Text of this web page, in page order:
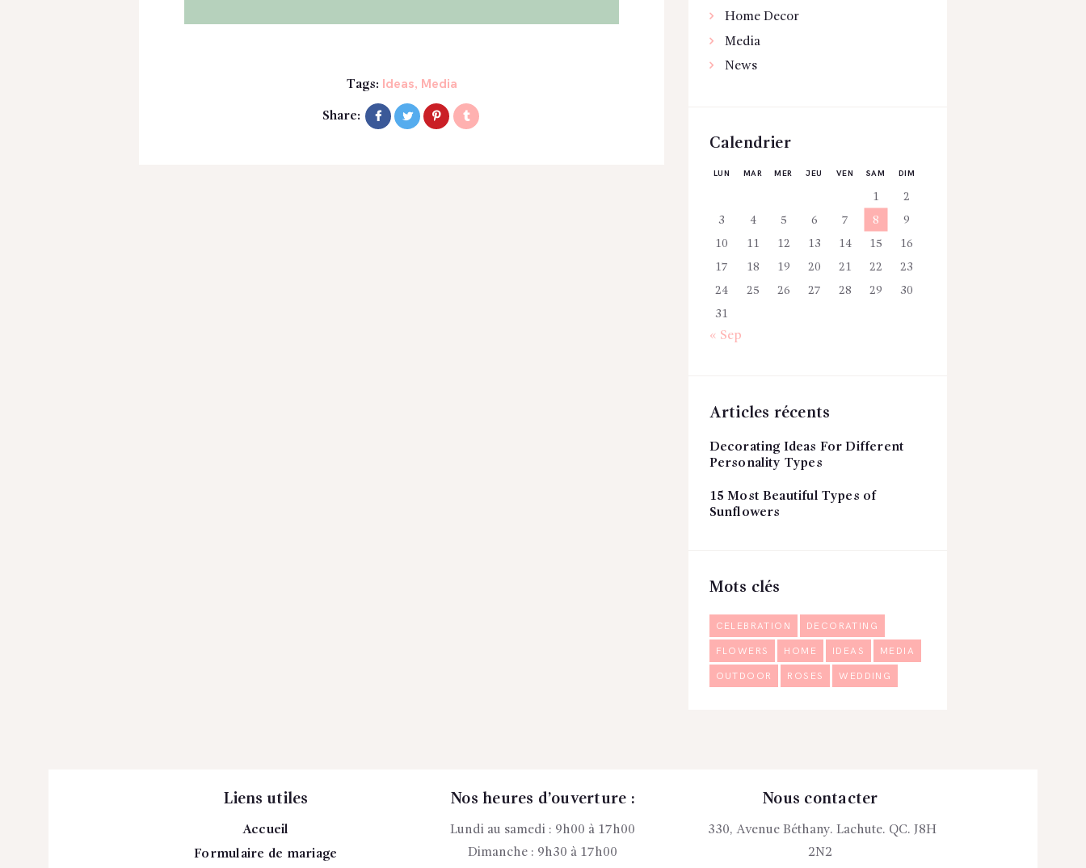
Tags: Ideas, Media
Share:
Home Decor
Media
News
Calendrier
LUN MAR MER JEU VEN SAM DIM
1 2
3 4 5 6 7 8 9
10 11 12 13 14 15 16
17 18 19 20 21 22 23
24 25 26 27 28 29 30
31
« Sep
Articles récents
Decorating Ideas For Different
Personality Types
15 Most Beautiful Types of
Sunflowers
Mots clés
CELEBRATION DECORATING
FLOWERS HOME IDEAS MEDIA
OUTDOOR ROSES WEDDING
Liens utiles
Accueil
Formulaire de mariage
Nos heures d’ouverture :
Lundi au samedi : 9h00 à 17h00
Dimanche : 9h30 à 17h00
Nous contacter
330, Avenue Béthany. Lachute. QC. J8H
2N2